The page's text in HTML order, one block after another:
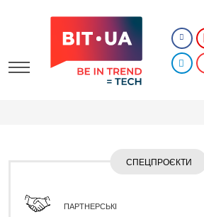
СПЕЦПРОЄКТИ
ПАРТНЕРСЬКІ